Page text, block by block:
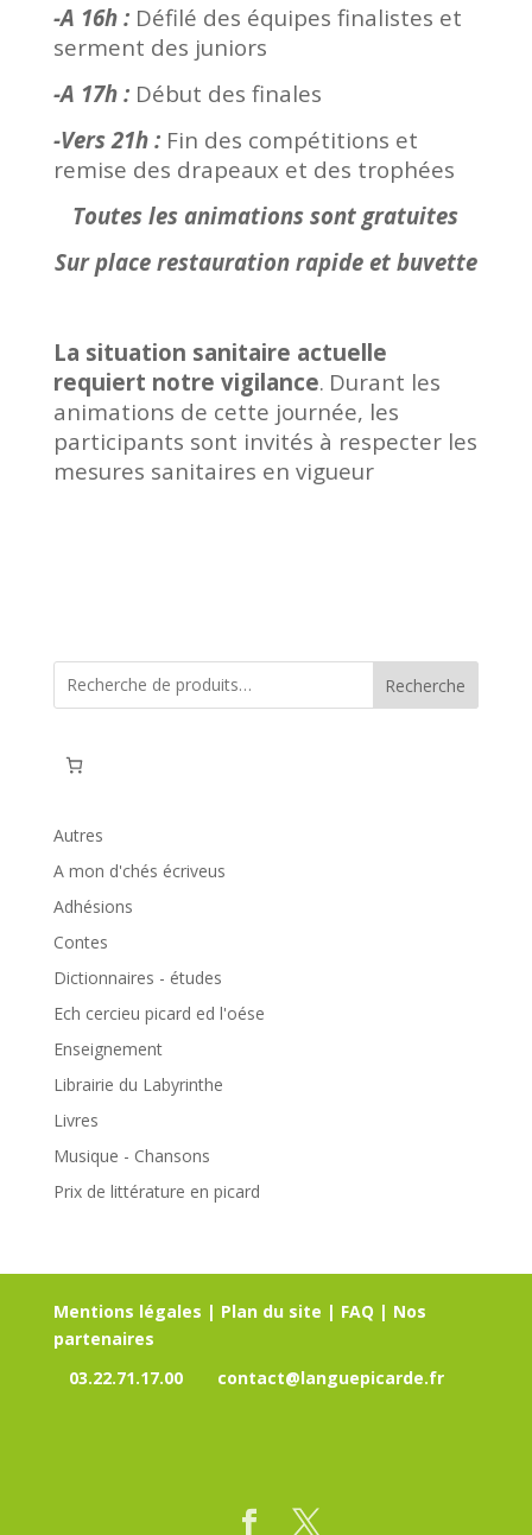
-A 16h : Défilé des équipes finalistes et
serment des juniors
-A 17h : Début des finales
-Vers 21h :Fin des compétitions et
remise des drapeaux et des trophées
Toutes les animations sont gratuites
Sur place restauration rapide et buvette
La situation sanitaire actuelle
requiert notre vigilance. Durant les
animations de cette journée, les
participants sont invités à respecter les
mesures sanitaires en vigueur
Recherche
Autres
A mon d'chés écriveus
Adhésions
Contes
Dictionnaires - études
Ech cercieu picard ed l'oése
Enseignement
Librairie du Labyrinthe
Livres
Musique - Chansons
Prix de littérature en picard
Mentions légales | Plan du site | FAQ | Nos
partenaires
03.22.71.17.00
contact@languepicarde.fr